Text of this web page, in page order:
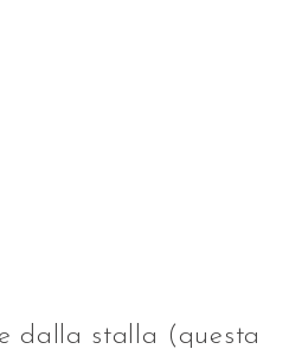
dalla stalla (questa